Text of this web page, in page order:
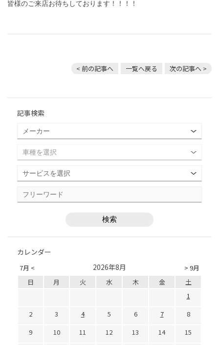
皆様のご来店お待ちしております！！！！
< 前の記事へ 一覧へ戻る 次の記事へ >
記事検索
カレンダー
7月 < > 9月
2026年8月
日 月 火 水 木 金
土
1
2
3 4 5 6 7
8
9
10 11 12 13 14
15